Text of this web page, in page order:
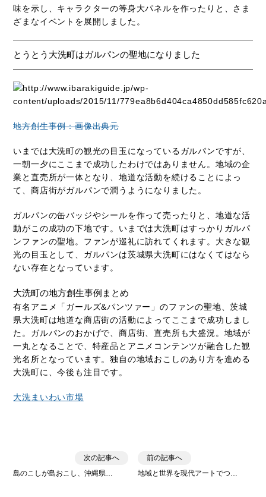
味を示し、キャラクターの等身大パネルを作ったりと、さま
ざまなイベントを展開しました。
とうとう大洗町はガルパンの聖地になりました
地方創生事例：画像出典元
いまでは大洗町の観光の目玉になっているガルパンですが、
一朝一夕にここまで成功したわけではありません。地域の企
業と直売所が一体となり、地道な活動を続けることによっ
て、商店街がガルパンで潤うようになりました。
ガルパンの缶バッジやシールを作って売ったりと、地道な活
動がこの成功の下地です。いまでは大洗町はすっかりガルパ
ンファンの聖地。ファンが巡礼に訪れてくれます。大きな観
光の目玉として、ガルパンは茨城県大洗町にはなくてはなら
ない存在となっています。
大洗町の地方創生事例まとめ
有名アニメ「ガールズ&パンツァー」のファンの聖地、茨城
県大洗町は地道な商店街の活動によってここまで成功しまし
た。ガルパンのおかげで、商店街、直売所も大盛況。地域が
一丸となることで、特産品とアニメコンテンツが融合した観
光名所となっています。独自の地域おこしのあり方を進める
大洗町に、今後も注目です。
大洗まいわい市場
島のこしが島おこし、沖縄県…
次の記事へ
前の記事へ
地域と世界を現代アートでつ…